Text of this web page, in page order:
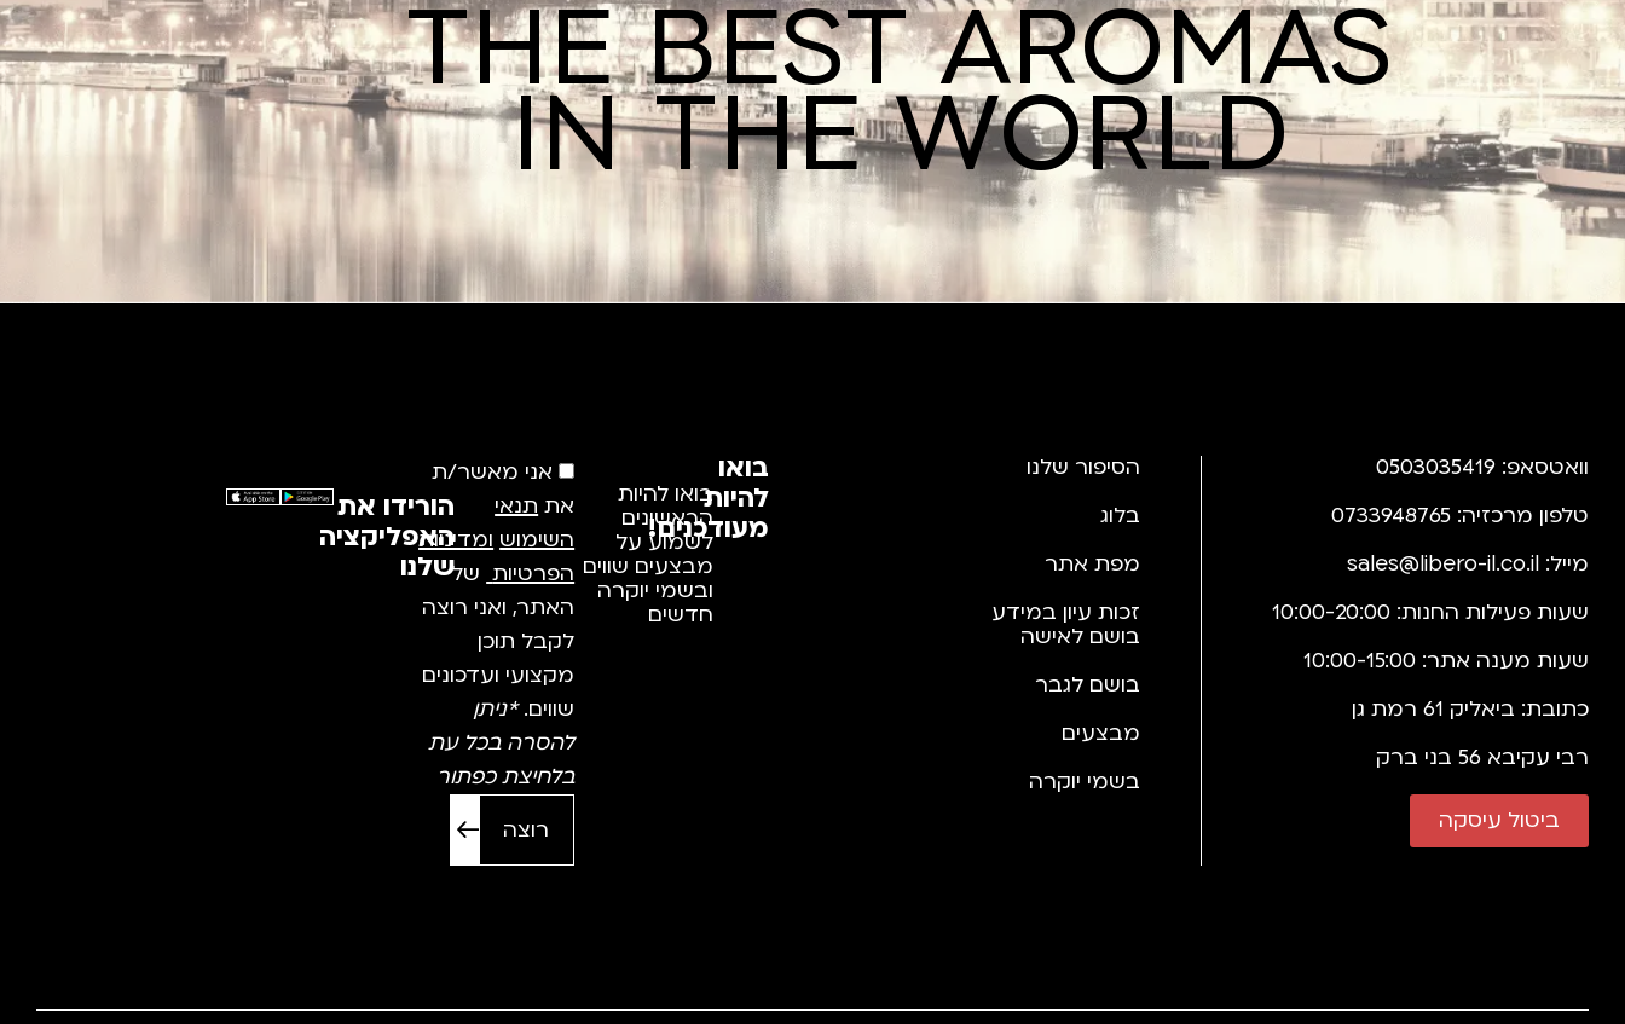
THE BEST AROMAS
IN THE WORLD
וואטסאפ: 0503035419
טלפון מרכזיה: 0733948765
מייל: sales@libero-il.co.il
שעות פעילות החנות: 10:00-20:00
שעות מענה אתר: 10:00-15:00
כתובת: ביאליק 61 רמת גן
רבי עקיבא 56 בני ברק
ביטול עיסקה
הסיפור שלנו
בלוג
מפת אתר
זכות עיון במידע
בושם לאישה
בושם לגבר
מבצעים
בשמי יוקרה
בואו
להיות
מעודכנים!
בואו להיות
הראשונים
לשמוע על
מבצעים שווים
ובשמי יוקרה
חדשים
אני מאשר/ת
את תנאי
השימוש ומדיניות
הפרטיות של
האתר, ואני רוצה
לקבל תוכן
מקצועי ועדכונים
שווים.*ניתן
להסרה בכל עת
בלחיצת כפתור
הורידו את
האפליקציה
שלנו